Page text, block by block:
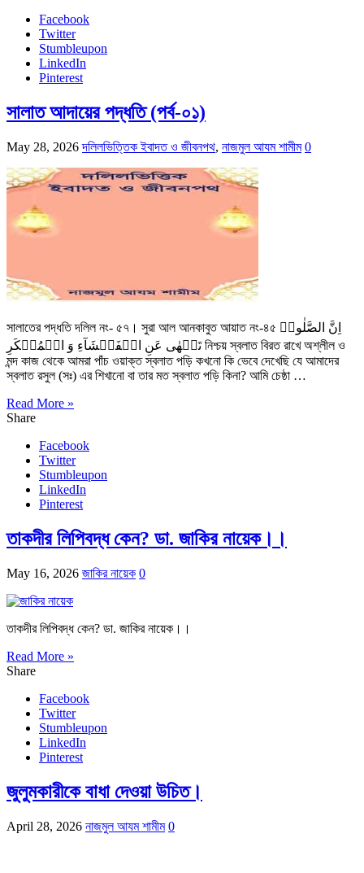
Facebook
Twitter
Stumbleupon
LinkedIn
Pinterest
সালাত আদায়ের পদ্ধতি (পর্ব-০১)
May 28, 2026 দলিলভিত্তিক ইবাদত ও জীবনপথ, নাজমুল আযম শামীম 0
সালাতের পদ্ধতি দলিল নং- ৫৭। সুরা আল আনকাবুত আয়াত নং-৪৫ اِنَّ الصَّلٰوۃَ
تَنۡهٰی عَنِ الۡفَحۡشَآءِ وَ الۡمُنۡكَرِ নিশ্চয় স্বলাত বিরত রাখে অশ্লীল ও
মন্দ কাজ থেকে আমরা পাঁচ ওয়াক্ত স্বলাত পড়ি কখনো কি ভেবে দেখেছি যে আমাদের
স্বলাত রসুল (সঃ) এর শিখানো বা তার মত স্বলাত পড়ি কিনা? আমি চেষ্ঠা …
Read More »
Share
Facebook
Twitter
Stumbleupon
LinkedIn
Pinterest
তাকদীর লিপিবদ্ধ কেন? ডা. জাকির নায়েক।।
May 16, 2026 জাকির নায়েক 0
তাকদীর লিপিবদ্ধ কেন? ডা. জাকির নায়েক।।
Read More »
Share
Facebook
Twitter
Stumbleupon
LinkedIn
Pinterest
জুলুমকারীকে বাধা দেওয়া উচিত।
April 28, 2026 নাজমুল আযম শামীম 0